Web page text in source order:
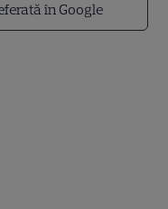
în Google